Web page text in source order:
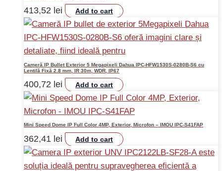
413,52 lei Add to cart
Cameră IP Bullet Exterior 5 Megapixeli Dahua IPC-HFW1530S-0280B-S6 cu
Lentilă Fixă 2.8 mm, IR 30m, WDR, IP67
400,72 lei Add to cart
Mini Speed Dome IP Full Color 4MP, Exterior, Microfon – IMOU IPC-S41FAP
362,41 lei Add to cart